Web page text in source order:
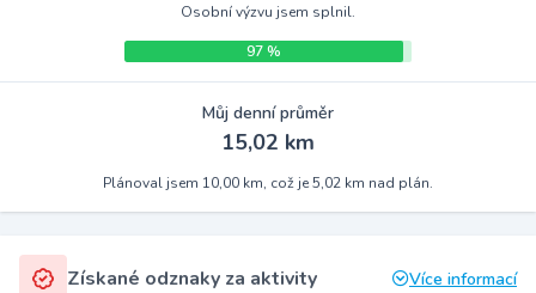
Osobní výzvu jsem splnil.
97 %
Můj denní průměr
15,02 km
Plánoval jsem 10,00 km, což je 5,02 km nad plán.
Získané odznaky za aktivity Více informací